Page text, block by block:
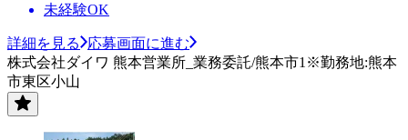
未経験OK
詳細を見る
応募画面に進む
株式会社ダイワ 熊本営業所_業務委託/熊本市1※勤務地:熊本
市東区小山